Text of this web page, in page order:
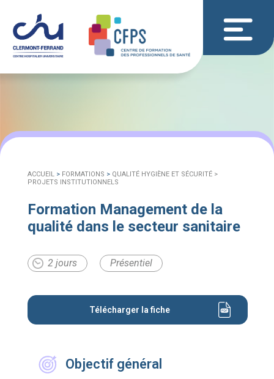
ACCUEIL> FORMATIONS > QUALITÉ HYGIÈNE ET SÉCURITÉ >
PROJETS INSTITUTIONNELS
Formation Management de la
qualité dans le secteur sanitaire
2 jours Présentiel
Télécharger la fiche
Objectif général